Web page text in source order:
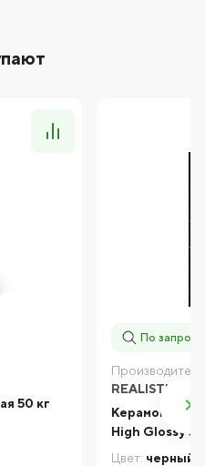
50 кг
По запросу
REALISTIK
High Glossy
Цвет: черный,